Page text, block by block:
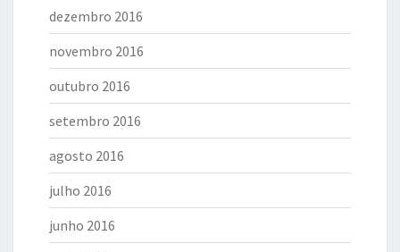
dezembro 2016
novembro 2016
outubro 2016
setembro 2016
agosto 2016
julho 2016
junho 2016